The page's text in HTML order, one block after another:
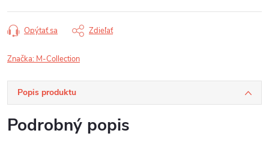
Opýtať sa Zdieľať
Značka: M-Collection
Popis produktu
Podrobný popis